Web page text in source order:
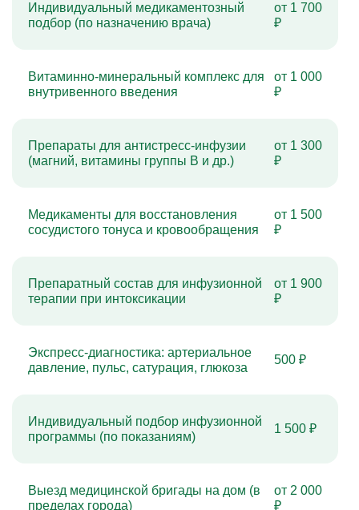
Индивидуальный медикаментозный
подбор (по назначению врача)
от 1 700
₽
Витаминно-минеральный комплекс для
внутривенного введения
от 1 000
₽
Препараты для антистресс-инфузии
(магний, витамины группы B и др.)
от 1 300
₽
Медикаменты для восстановления
сосудистого тонуса и кровообращения
от 1 500
₽
Препаратный состав для инфузионной
терапии при интоксикации
от 1 900
₽
Экспресс-диагностика: артериальное
давление, пульс, сатурация, глюкоза
500 ₽
Индивидуальный подбор инфузионной
программы (по показаниям)
1 500 ₽
Выезд медицинской бригады на дом (в
пределах города)
от 2 000
₽